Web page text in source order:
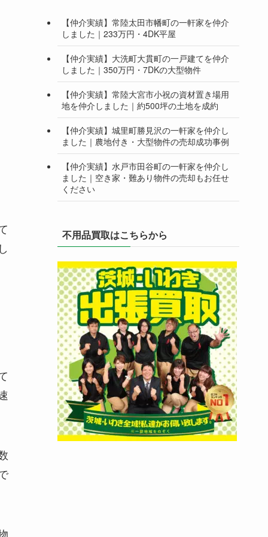
【仲介実績】常陸太田市幡町の一軒家を仲介
しました｜233万円・4DK平屋
【仲介実績】大洗町大貫町の一戸建てを仲介
しました｜350万円・7DKの大型物件
【仲介実績】常陸大宮市小祝の資材置き場用
地を仲介しました｜約500坪の土地を成約
【仲介実績】城里町勝見沢の一軒家を仲介し
ました｜農地付き・大型物件の売却成功事例
【仲介実績】水戸市田谷町の一軒家を仲介し
ました｜空き家・難あり物件の売却もお任せ
ください
不用品買取はこちらから